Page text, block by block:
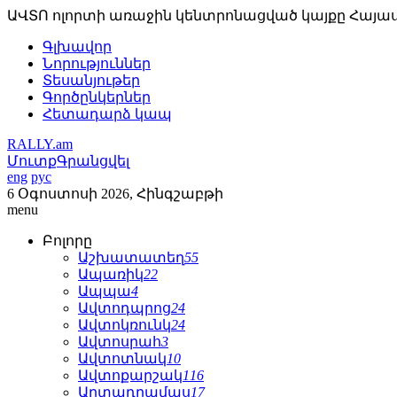
ԱՎՏՈ ոլորտի առաջին կենտրոնացված կայքը
Գլխավոր
Նորություններ
Տեսանյութեր
Գործընկերներ
Հետադարձ կապ
RALLY.am
ՄուտքԳրանցվել
eng рус
6 Օգոստոսի 2026, Հինգշաբթի
menu
Բոլորը
Աշխատատեղ55
Ապառիկ22
Ապպա4
Ավտոդպրոց24
Ավտոկռունկ24
Ավտոսրահ3
Ավտոտնակ10
Ավտոքարշակ116
Արտադրամաս17